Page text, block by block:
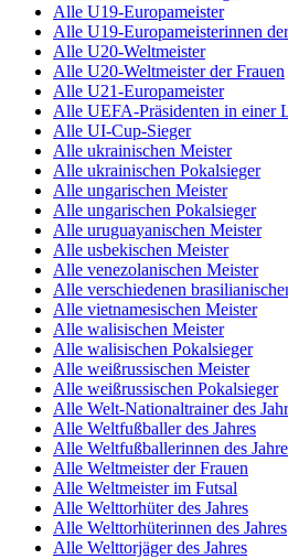
Alle U19-Europameister
Alle U19-Europameisterinnen
Alle U20-Weltmeister
Alle U20-Weltmeister der Frauen
Alle U21-Europameister
Alle UEFA-Präsidenten in einer
Alle UI-Cup-Sieger
Alle ukrainischen Meister
Alle ukrainischen Pokalsieger
Alle ungarischen Meister
Alle ungarischen Pokalsieger
Alle uruguayanischen Meister
Alle usbekischen Meister
Alle venezolanischen Meister
Alle verschiedenen
Alle vietnamesischen Meister
Alle walisischen Meister
Alle walisischen Pokalsieger
Alle weißrussischen Meister
Alle weißrussischen Pokalsieger
Alle Welt-Nationaltrainer des
Alle Weltfußballer des Jahres
Alle Weltfußballerinnen des
Alle Weltmeister der Frauen
Alle Weltmeister im Futsal
Alle Welttorhüter des Jahres
Alle Welttorhüterinnen des Jahres
Alle Welttorjäger des Jahres